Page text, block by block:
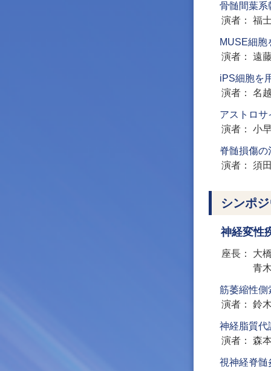
骨髄間葉系
演者
福
MUSE細胞
演者
遠
iPS細胞を
演者
名
アストロ
演者
小
脊髄損傷の
演者
須
シンポ
神経変性
座長
大
青
筋萎縮性側
演者
鈴
神経脂質代
演者
森
視神経脊髄